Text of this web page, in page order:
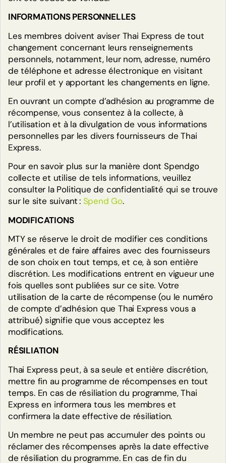
Lisez l’ensemble des modalités du
programme de récompenses Thaï
Express.
Des questions? Nous avons des
réponses!
J’ai oublié d’entrer mon numéro de
téléphone au restaurant/lors de ma
commande en ligne, comment puis-je
recevoir mes points?
Aucun souci! Connectez-vous à votre compte
ICI, puis indiquez le numéro de votre reçu pour
ajouter les points manuellement à votre compte.
Pendant combien de temps les points
de bienvenue au programme de
récompenses sont-ils valides?
Pourquoi n’ai-je pas reçu ma
récompense?
INFORMATIONS PERSONNELLES
Les membres doivent aviser Thai Express de tout
changement concernant leurs renseignements
personnels, notamment, leur nom, adresse, numéro
de téléphone et adresse électronique en visitant
leur profil et y apportant les changements en ligne.
En ouvrant un compte d’adhésion au programme de
récompense, vous consentez à la collecte, à
l’utilisation et à la divulgation de vous informations
personnelles par les divers fournisseurs de Thai
Express.
Pour en savoir plus sur la manière dont Spendgo
collecte et utilise de tels informations, veuillez
consulter la Politique de confidentialité qui se trouve
sur le site suivant : Spend Go.
MODIFICATIONS
MTY se réserve le droit de modifier ces conditions
générales et de faire affaires avec des fournisseurs
de son choix en tout temps, et ce, à son entière
discrétion. Les modifications entrent en vigueur une
fois quelles sont publiées sur ce site. Votre
utilisation de la carte de récompense (ou le numéro
de compte d’adhésion que Thai Express vous a
attribué) signifie que vous acceptez les
modifications.
RÉSILIATION
Thai Express peut, à sa seule et entière discrétion,
mettre fin au programme de récompenses en tout
temps. En cas de résiliation du programme, Thai
Express en informera tous les membres et
confirmera la date effective de résiliation.
Un membre ne peut pas accumuler des points ou
réclamer des récompenses après la date effective
de résiliation du programme. En cas de fin du